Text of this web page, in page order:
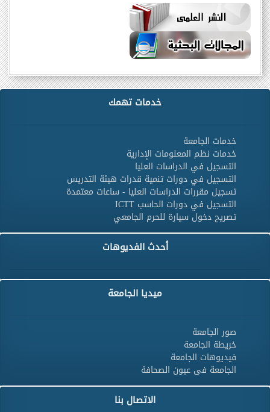
خدمات تهمك
خدمات الجامعة
خدمات نظم المعلومات الإدارية
التسجيل في الدراسات العليا
التسجيل في دورات تنمية قدرات هيئة التدريس
تسجيل مقررات الدراسات العليا - ساعات معتمدة
التسجيل في دورات الحاسب ICTT
تصريح دخول سيارة للحرم الجامعي
أحدث الفديوهات
ميديا الجامعة
صور الجامعة
خريطة الجامعة
فيديوهات الجامعة
الجامعة فى عيون الصحافة
الاتصال بنا